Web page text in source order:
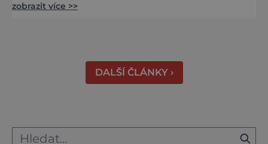
tráva svěží a horizont nekonečný. A právě v
shromažďují statisíce zvířat. Více než 1,5
milionu pakoňů, dop
zobrazit více >>
DALŠÍ ČLÁNKY ›